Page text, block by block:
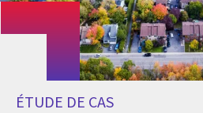
ÉTUDE DE CAS